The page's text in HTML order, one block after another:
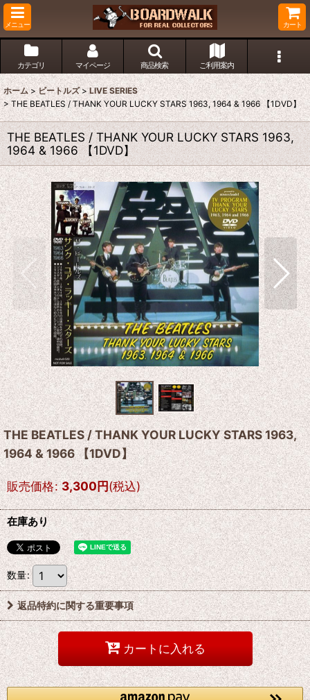
メニュー カート
カテゴリ マイページ 商品検索 ご利用案内
ホーム > ビートルズ > LIVE SERIES
> THE BEATLES / THANK YOUR LUCKY STARS 1963, 1964 & 1966 【1DVD】
THE BEATLES / THANK YOUR LUCKY STARS 1963,
1964 & 1966 【1DVD】
THE BEATLES / THANK YOUR LUCKY STARS 1963,
1964 & 1966 【1DVD】
販売価格: 3,300円(税込)
在庫あり
数量:
返品特約に関する重要事項
カートに入れる